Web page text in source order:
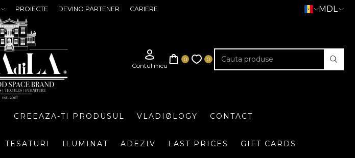
PROIECTE DEVINO PARTENER CARIERE MDL
CREEAZA-TI PRODUSUL VLADIØLOGY CONTACT
TESATURI ILUMINAT ADEZIV LAST PRICES GIFT CARDS